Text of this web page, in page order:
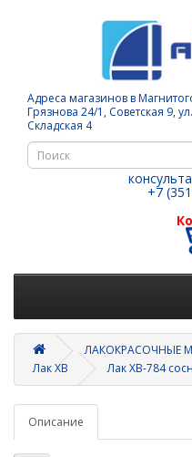
Адреса магазинов в
Грязнова 24/1, Советская 9,
Складская 4
+7
ЛАКОКРАСОЧНЫЕ
Лак ХВ
Лак ХВ-784
Описание